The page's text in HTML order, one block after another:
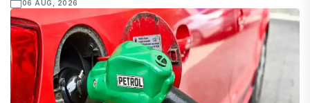
06 AUG, 2026